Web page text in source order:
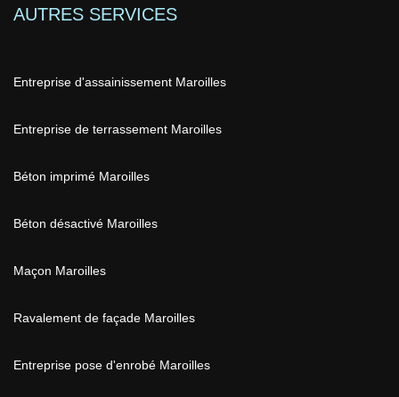
AUTRES SERVICES
Entreprise d'assainissement Maroilles
Entreprise de terrassement Maroilles
Béton imprimé Maroilles
Béton désactivé Maroilles
Maçon Maroilles
Ravalement de façade Maroilles
Entreprise pose d'enrobé Maroilles